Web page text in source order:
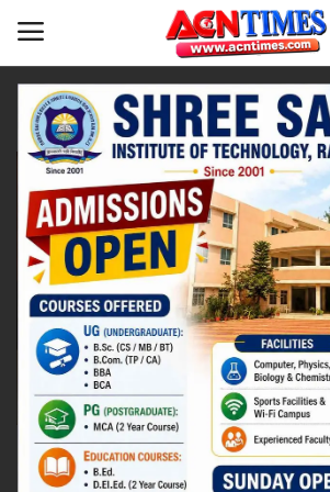
Home
Contact
नीर_का_तीर
मध्यप्रदेश
विदेश
उत्तर प्रदेश
Tag:YouTube Channel
रतलाम